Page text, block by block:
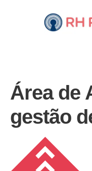
Área de
gestão